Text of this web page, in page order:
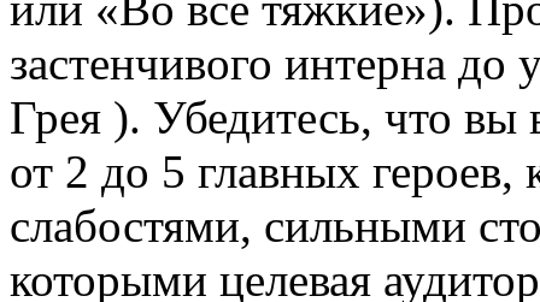
застенчивого интерна
Грея ). Убедитесь, что
от 2 до 5 главных
слабостями, сильными
которыми целевая